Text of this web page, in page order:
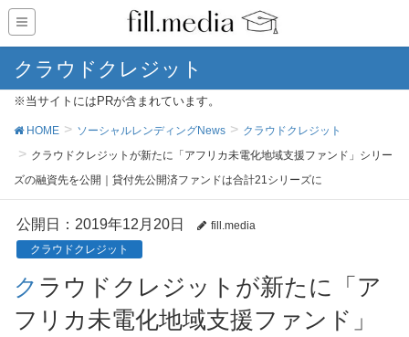
クラウドクレジット
※当サイトにはPRが含まれています。
HOME ソーシャルレンディングNews
クラウドクレジット
クラウドクレジットが新たに「アフリカ未電化地域支援ファンド」シリー
ズの融資先を公開｜貸付先公開済ファンドは合計21シリーズに
公開日： 2019年12月20日
fill.media
クラウドクレジット
クラウドクレジットが新たに「ア
フリカ未電化地域支援ファンド」